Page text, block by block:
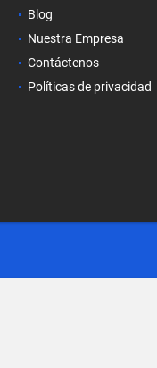
Blog
Nuestra Empresa
Contáctenos
Políticas de privacidad